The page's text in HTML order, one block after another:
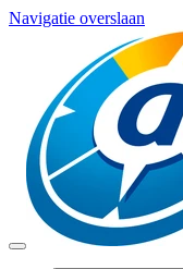
Navigatie overslaan